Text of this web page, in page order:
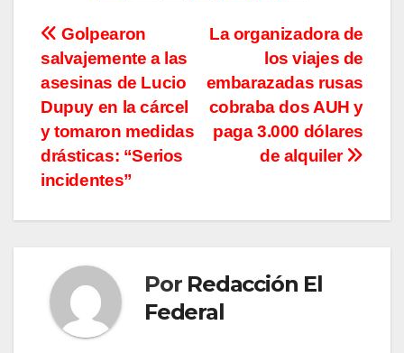
Navegación
de
entradas
La organizadora de
los viajes de
embarazadas rusas
cobraba dos AUH y
paga 3.000 dólares
de alquiler
Golpearon
salvajemente a las
asesinas de Lucio
Dupuy en la cárcel
y tomaron medidas
drásticas: “Serios
incidentes”
Por Redacción El
Federal